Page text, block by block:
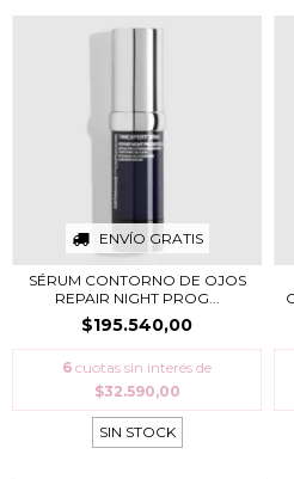
ENVÍO GRATIS
SÉRUM CONTORNO DE OJOS
REPAIR NIGHT PROG...
$195.540,00
6 cuotas sin interés de
$32.590,00
SIN STOCK